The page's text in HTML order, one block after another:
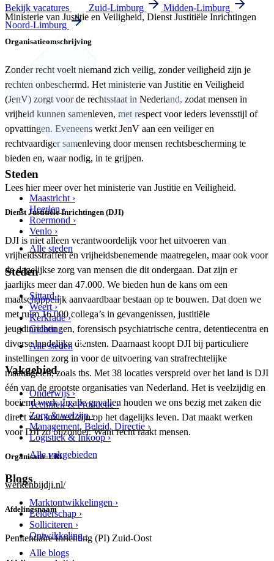
Ministerie van Justitie en Veiligheid, Dienst Justitiële Inrichtingen
Organisatieomschrijving
Zonder recht voelt niemand zich veilig, zonder veiligheid zijn je
rechten onbeschermd. Het ministerie van Justitie en Veiligheid
(JenV) zorgt voor de rechtsstaat in Nederland, zodat mensen in
vrijheid kunnen samenleven, met respect voor ieders levensstijl of
opvattingen. Eveneens werkt JenV aan een veiliger en
rechtvaardiger samenleving door mensen rechtsbescherming te
bieden en, waar nodig, in te grijpen.
Lees hier meer over het ministerie van Justitie en Veiligheid.
Dienst Justitiële Inrichtingen (DJI)
DJI is niet alleen verantwoordelijk voor het uitvoeren van
vrijheidsstraffen en vrijheidsbenemende maatregelen, maar ook voor
de dagelijkse zorg van mensen die dit ondergaan. Dat zijn er
jaarlijks meer dan 47.000. We bieden hun de kans om een
maatschappelijk aanvaardbaar bestaan op te bouwen. Dat doen we
met ruim 16.000 collega’s in gevangenissen, justitiële
jeugdinrichtingen, forensisch psychiatrische centra, detentiecentra en
diverse landelijke diensten. Daarnaast koopt DJI bij particuliere
instellingen zorg in voor de uitvoering van strafrechtelijke
maatregelen, zoals tbs. Met 38 locaties verspreid over het land is DJI
één van de grootste organisaties van Nederland. Het is veelzijdig en
boeiend werk. In alle gevallen houden we ons bezig met zaken die
direct van invloed zijn op het dagelijks leven. Dat maakt werken
voor DJI zo bijzonder. Want recht raakt mensen.
Organisatie-URL
werkenbijdji.nl/
Afdelingsnaam
Penitentiaire Inrichting (PI) Zuid-Oost
Bekijk vacatures Zuid-Limburg
Midden-Limburg
Noord-Limburg
Steden
Maastricht ›
Heerlen ›
Roermond ›
Venlo ›
Alle steden
Steden
Sittard ›
Weert ›
Kerkrade ›
Geleen ›
Alle steden
Vakgebied
Onderwijs ›
Techniek & Productie ›
Zorg & welzijn ›
Management, Beleid, Directie ›
Logistiek & Inkoop ›
Alle vakgebieden
Blogs
Marktontwikkelingen ›
Leiderschap ›
Solliciteren ›
Ontwikkeling ›
Alle blogs